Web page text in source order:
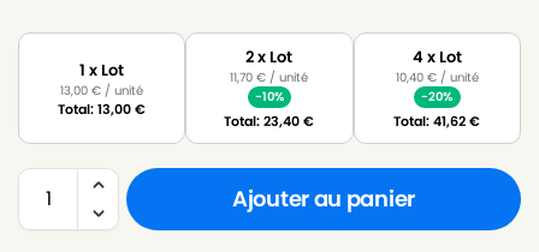
1 x Lot
13,00€ / unité
Total:13,00€
2 x Lot
11,70€ / unité
-10%
Total:23,40€
4 x Lot
10,40 €/ unité
-20%
Total:41,62€
Ajouter au panier